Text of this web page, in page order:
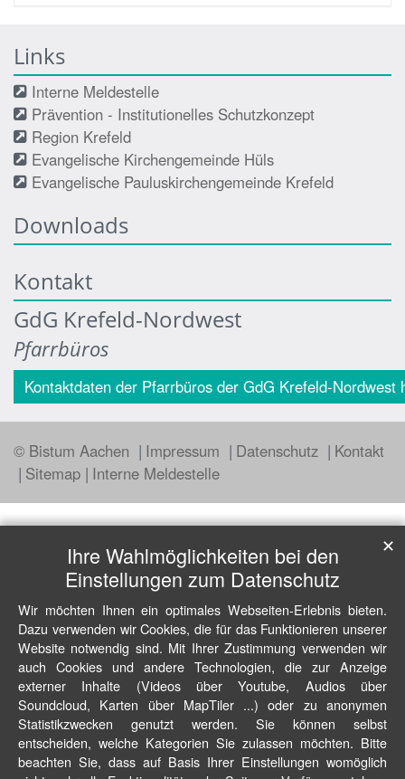
Links
Interne Meldestelle
Prävention - Institutionelles Schutzkonzept
Region Krefeld
Evangelische Kirchengemeinde Hüls
Evangelische Pauluskirchengemeinde Krefeld
Downloads
Kontakt
GdG Krefeld-Nordwest
Pfarrbüros
Kontaktdaten der Pfarrbüros der GdG Krefeld-Nordwest
© Bistum Aachen Impressum Datenschutz
Kontakt
Sitemap Interne Meldestelle
Ihre Wahlmöglichkeiten bei den
Einstellungen zum Datenschutz
Wir möchten Ihnen ein optimales Webseiten-Erlebnis bieten.
Dazu verwenden wir Cookies, die für das Funktionieren unserer
Website notwendig sind. Mit Ihrer Zustimmung verwenden wir
auch Cookies und andere Technologien, die zur Anzeige
externer Inhalte (Videos über Youtube, Audios über
Soundcloud, Karten über MapTiler ...) oder zu anonymen
Statistikzwecken genutzt werden. Sie können selbst
entscheiden, welche Kategorien Sie zulassen möchten. Bitte
beachten Sie, dass auf Basis Ihrer Einstellungen womöglich
✕